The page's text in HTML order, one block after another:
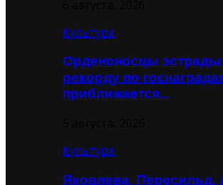
Культура
Орденоносцы
рекорду по
приближается…
Культура
Яковлева, Пересильд,